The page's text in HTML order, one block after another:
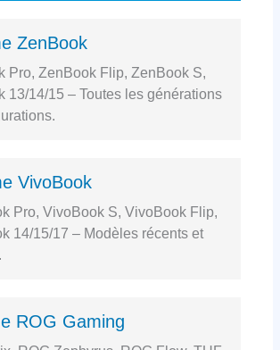
ZenBook
Pro, ZenBook Flip, ZenBook S,
13/14/15 – Toutes les générations
VivoBook
Pro, VivoBook S, VivoBook Flip,
14/15/17 – Modèles récents et
ROG Gaming